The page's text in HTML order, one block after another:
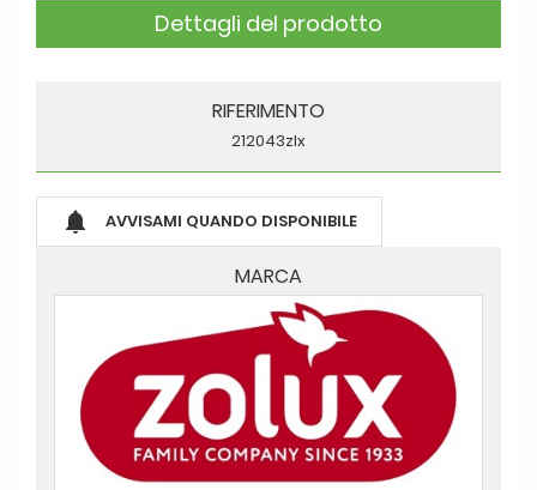
Dettagli del prodotto
RIFERIMENTO
212043zlx
 AVVISAMI QUANDO DISPONIBILE
MARCA